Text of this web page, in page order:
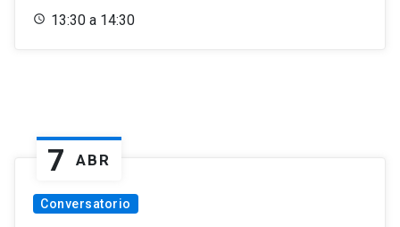
13:30 a 14:30
7 ABR
Conversatorio